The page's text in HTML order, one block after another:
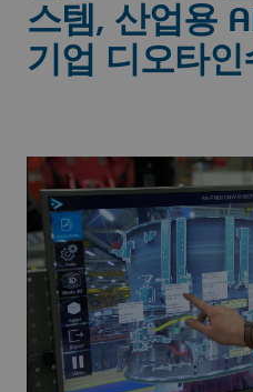
스템, 산업용
기업 디오타인